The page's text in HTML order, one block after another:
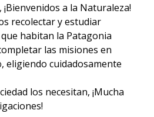
a la Naturaleza!
recolectar y estudiar
habitan la Patagonia
las misiones en
eligiendo cuidadosamente
los necesitan, ¡Mucha